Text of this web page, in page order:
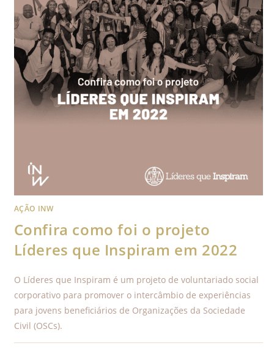
AÇÃO INW
Confira como foi o projeto
Líderes que Inspiram em 2022
O Líderes que Inspiram é um projeto de voluntariado social
corporativo para promover o intercâmbio de experiências
para jovens beneficiários de Organizações da Sociedade
Civil (OSCs).